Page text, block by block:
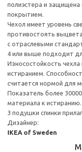
полиэстера и
покрытием.
Чехол имеет уровень
противостоять
с отраслевыми
4 или выше подходит
Износостойкость
истиранием.
считается нормой для
Показатель более
материала к истиранию.
3 подушки спинки
Дизайнер:
IKEA of Sweden